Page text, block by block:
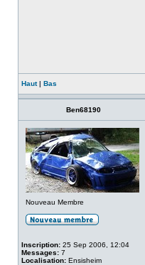
Haut| Bas
Ben68190
Nouveau Membre
Inscription: 25 Sep 2006, 12:04
Messages: 7
Localisation: Ensisheim